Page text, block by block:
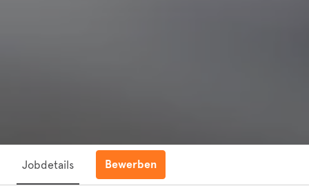
Jobdetails Bewerben